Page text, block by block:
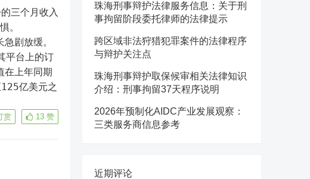
三个月收入
。
剧放缓。
平台上的订
在上年同期
亿美元之
13 赞
赏
珠海刑事辩护法律服务信息：关于刑
事拘留阶段委托律师的法律提示
跨区域非法狩猎犯罪案件的法律程序
与辩护关注点
珠海刑事辩护取保候审相关法律知识
介绍：刑事拘留37天程序说明
2026年预制化AIDC产业发展观察：
三类服务商信息参考
近期评论